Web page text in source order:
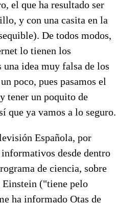
el que ha resultado ser
y con una casita en la
De todos modos,
lo tienen los
idea muy falsa de los
poco, pues pasamos el
tener un poquito de
que ya vamos a lo seguro.
Española, por
desde dentro
de ciencia, sobre
("tiene pelo
ha informado Otas de